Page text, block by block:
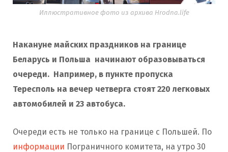
Иллюстративное фото из архива Hrodna.life
Накануне майских праздников на границе
Беларусь и Польша начинают образовываться
очереди. Например, в пункте пропуска
Тересполь на вечер четверга стоят 220 легковых
автомобилей и 23 автобуса.
Очереди есть не только на границе с Польшей. По
информации Пограничного комитета, на утро 30